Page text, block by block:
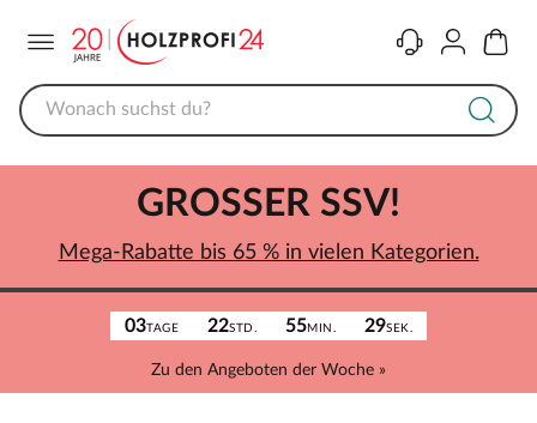
KontaktKonto
03TAGE 22STD. 55MIN. 29SEK.
Zu den Angeboten der Woche »
GROSSER SSV!
Mega-Rabatte bis 65 % in vielen Kategorien.